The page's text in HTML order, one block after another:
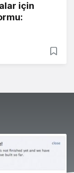
için